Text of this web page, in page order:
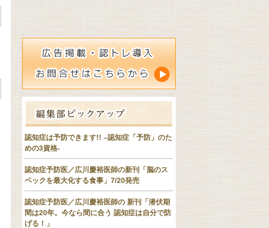
認知症は予防できます!! –認知症「予防」のた
めの3資格-
認知症予防医／広川慶裕医師の新刊「脳のス
ペックを最大化する食事」7/20発売
認知症予防医／広川慶裕医師の 新刊「潜伏期
間は20年。今なら間に合う 認知症は自分で防
げる！」